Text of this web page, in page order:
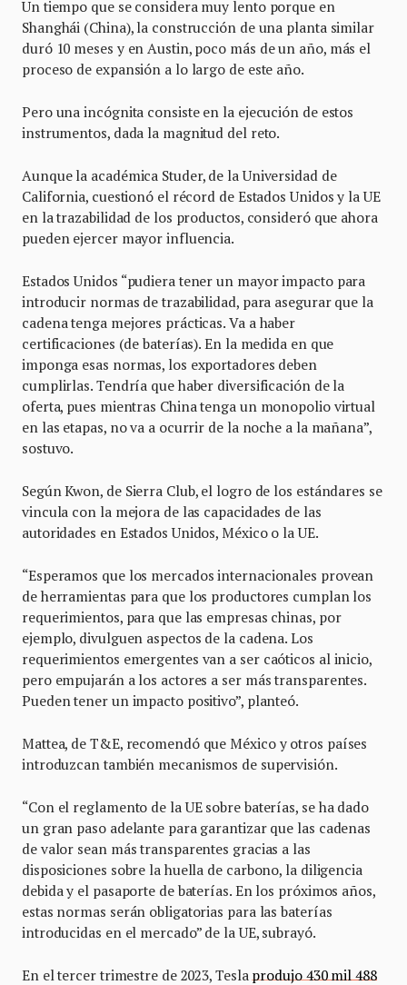
Un tiempo que se considera muy lento porque en
Shanghái (China), la construcción de una planta similar
duró 10 meses y en Austin, poco más de un año, más el
proceso de expansión a lo largo de este año.
Pero una incógnita consiste en la ejecución de estos
instrumentos, dada la magnitud del reto.
Aunque la académica Studer, de la Universidad de
California, cuestionó el récord de Estados Unidos y la UE
en la trazabilidad de los productos, consideró que ahora
pueden ejercer mayor influencia.
Estados Unidos “pudiera tener un mayor impacto para
introducir normas de trazabilidad, para asegurar que la
cadena tenga mejores prácticas. Va a haber
certificaciones (de baterías). En la medida en que
imponga esas normas, los exportadores deben
cumplirlas. Tendría que haber diversificación de la
oferta, pues mientras China tenga un monopolio virtual
en las etapas, no va a ocurrir de la noche a la mañana”,
sostuvo.
Según Kwon, de Sierra Club, el logro de los estándares se
vincula con la mejora de las capacidades de las
autoridades en Estados Unidos, México o la UE.
“Esperamos que los mercados internacionales provean
de herramientas para que los productores cumplan los
requerimientos, para que las empresas chinas, por
ejemplo, divulguen aspectos de la cadena. Los
requerimientos emergentes van a ser caóticos al inicio,
pero empujarán a los actores a ser más transparentes.
Pueden tener un impacto positivo”, planteó.
Mattea, de T&E, recomendó que México y otros países
introduzcan también mecanismos de supervisión.
“Con el reglamento de la UE sobre baterías, se ha dado
un gran paso adelante para garantizar que las cadenas
de valor sean más transparentes gracias a las
disposiciones sobre la huella de carbono, la diligencia
debida y el pasaporte de baterías. En los próximos años,
estas normas serán obligatorias para las baterías
introducidas en el mercado” de la UE, subrayó.
En el tercer trimestre de 2023, Tesla produjo 430 mil 488